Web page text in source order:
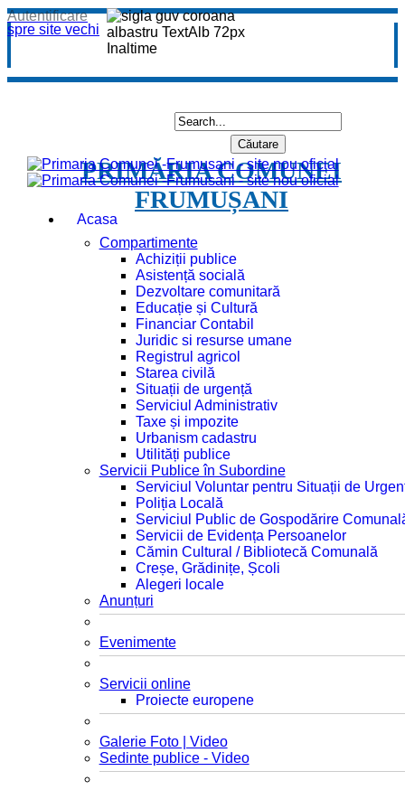
spre site vechi
Autentificare
PRIMĂRIA COMUNEI
FRUMUȘANI
Acasa
Compartimente
Achiziții publice
Asistență socială
Dezvoltare comunitară
Educație și Cultură
Financiar Contabil
Juridic si resurse umane
Registrul agricol
Starea civilă
Situații de urgență
Serviciul Administrativ
Taxe și impozite
Urbanism cadastru
Utilități publice
Servicii Publice în Subordine
Serviciul Voluntar pentru Situații de
Poliția Locală
Serviciul Public de Gospodărire
Servicii de Evidența Persoanelor
Cămin Cultural / Bibliotecă Comunală
Creșe, Grădinițe, Școli
Alegeri locale
Anunțuri
Evenimente
Servicii online
Proiecte europene
Galerie Foto | Video
Sedinte publice - Video